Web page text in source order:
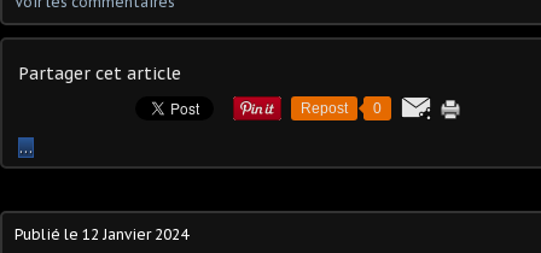
Partager cet article
Repost 0
…
Publié le 12 Janvier 2024